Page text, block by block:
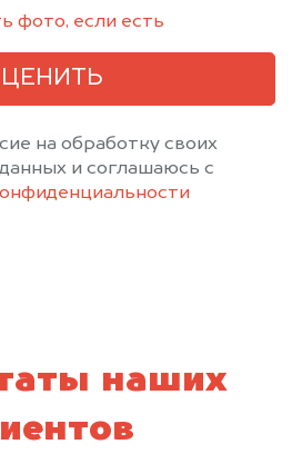
фото, если есть
на обработку своих
и соглашаюсь с
наших